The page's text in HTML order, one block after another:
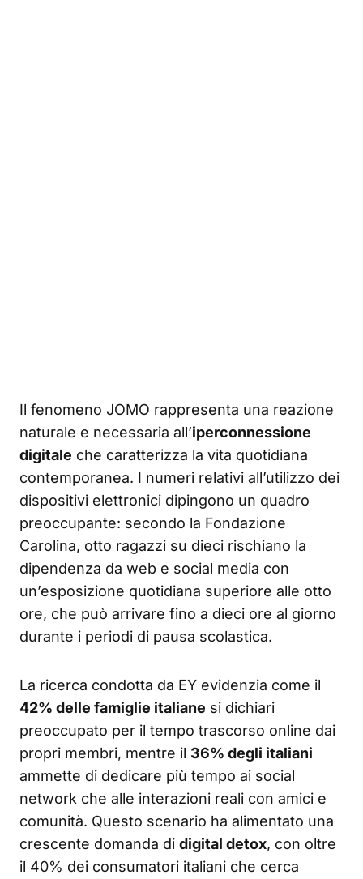
Il fenomeno JOMO rappresenta una reazione
naturale e necessaria all’iperconnessione
digitale che caratterizza la vita quotidiana
contemporanea. I numeri relativi all’utilizzo dei
dispositivi elettronici dipingono un quadro
preoccupante: secondo la Fondazione
Carolina, otto ragazzi su dieci rischiano la
dipendenza da web e social media con
un’esposizione quotidiana superiore alle otto
ore, che può arrivare fino a dieci ore al giorno
durante i periodi di pausa scolastica.
La ricerca condotta da EY evidenzia come il
42% delle famiglie italiane si dichiari
preoccupato per il tempo trascorso online dai
propri membri, mentre il 36% degli italiani
ammette di dedicare più tempo ai social
network che alle interazioni reali con amici e
comunità. Questo scenario ha alimentato una
crescente domanda di digital detox, con oltre
il 40% dei consumatori italiani che cerca